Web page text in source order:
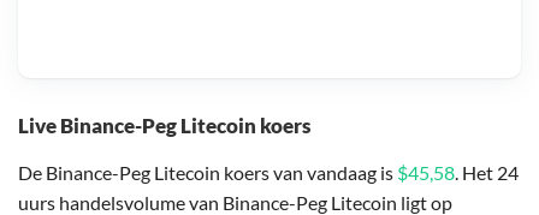
Live Binance-Peg Litecoin koers
De Binance-Peg Litecoin koers van vandaag is $45,58. Het 24
uurs handelsvolume van Binance-Peg Litecoin ligt op